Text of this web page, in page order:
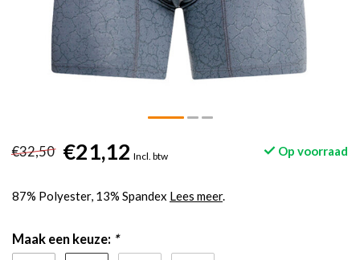
€32,50 €21,12 Incl. btw Op voorraad
87% Polyester, 13% Spandex Lees meer.
Maak een keuze: *